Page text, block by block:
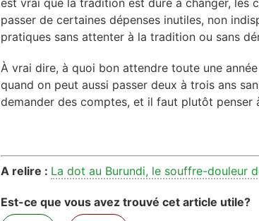
est vrai que la tradition est dure à changer, les
passer de certaines dépenses inutiles, non
pratiques sans attenter à la tradition ou sans
À vrai dire, à quoi bon attendre toute une
quand on peut aussi passer deux à trois ans
demander des comptes, et il faut plutôt penser
A relire : La dot au Burundi, le souffre-douleur
Est-ce que vous avez trouvé cet article utile?